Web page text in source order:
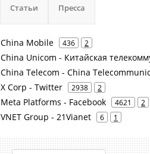
Статьи Пресса
China Mobile 436 2
China Unicom - Китайская
China Telecom - China
X Corp - Twitter 2938 2
Meta Platforms - Facebook 4621 2
VNET Group - 21Vianet 6 1